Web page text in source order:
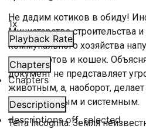
1x
Playback Rate
Chapters
Chapters
Descriptions
descriptions off, selected
Не дадим котиков в обиду!
Министерства строительства
коммунального хозяйства
защите котов и кошек.
документ не представляет
животным, а, наоборот,
ответственным и системным.
Terra Incognita. Земля